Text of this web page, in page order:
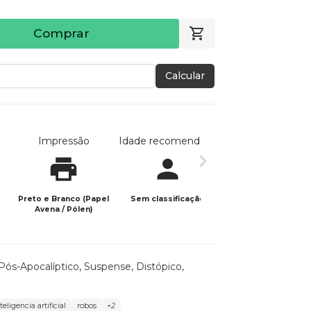
Comprar
Calcular
Impressão
Preto e Branco (Papel
Avena / Pólen)
Idade recomendada
Sem classificação
Apocalíptico, Suspense, Distópico,
artificial robos +2